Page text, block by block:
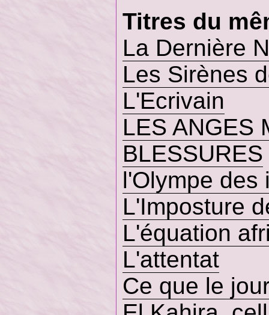
Titres du
La Dernière
Les Sirènes
L'Ecrivain
LES ANGES
BLESSURES
l'Olympe des
L'Imposture
L'équation
L'attentat
Ce que le